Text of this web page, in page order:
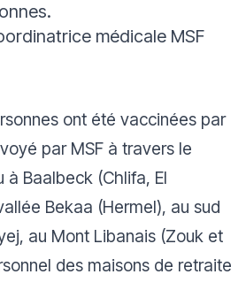
médicale MSF
ont été vaccinées par
par MSF à travers le
à Baalbeck (Chlifa, El
Bekaa (Hermel), au sud
au Mont Libanais (Zouk et
des maisons de retraite